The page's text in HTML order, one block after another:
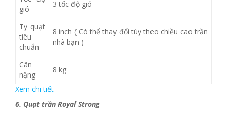
gió
3 tốc độ gió
Ty quạt
tiêu
chuẩn
8 inch ( Có thể thay đổi tùy theo chiều cao trần
nhà bạn )
Cân
nặng
8 kg
Xem chi tiết
6. Quạt trần Royal Strong